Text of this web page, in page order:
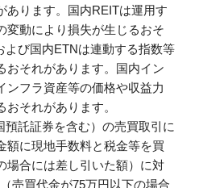
あります。国内REITは運用す
変動により損失が生じるおそ
よび国内ETNは連動する指数等
おそれがあります。国内イン
ンフラ資産等の価格や収益力
それがあります。
託証券を含む）の売買取引に
額に現地手数料と税金等を買
場合には差し引いた額）に対
売買代金が75万円以下の場合